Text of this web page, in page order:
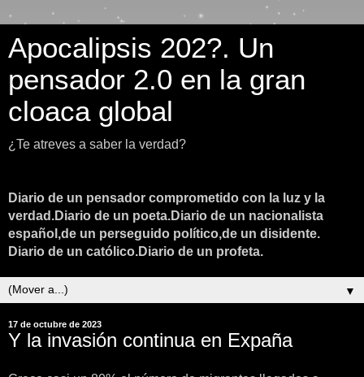
Apocalipsis 202?. Un
pensador 2.0 en la gran
cloaca global
¿Te atreves a saber la verdad?
Diario de un pensador comprometido con la luz y la
verdad.Diario de un poeta.Diario de un nacionalista
español,de un perseguido político,de un disidente.
Diario de un católico.Diario de un profeta.
▼
17 de octubre de 2023
Y la invasión continua en Expaña